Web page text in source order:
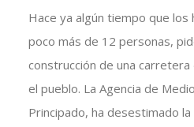
Hace ya algún tiempo que los
poco más de 12 personas,
construcción de una
el pueblo. La Agencia de
Principado, ha desestimado